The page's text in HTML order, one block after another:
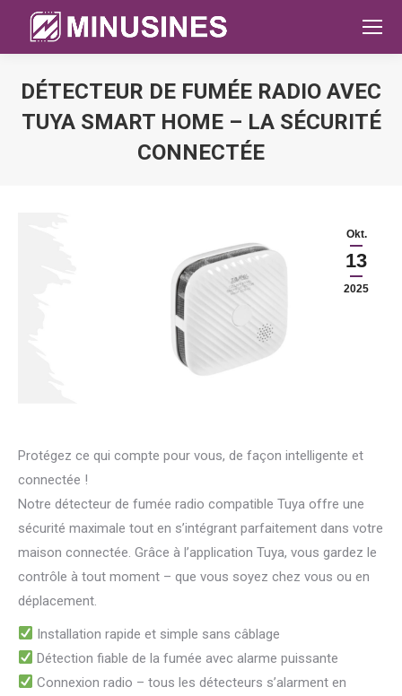
DÉTECTEUR DE FUMÉE RADIO AVEC
TUYA SMART HOME – LA SÉCURITÉ
CONNECTÉE
Okt.
13
2025
Protégez ce qui compte pour vous, de façon intelligente et
connectée !
Notre détecteur de fumée radio compatible Tuya offre une
sécurité maximale tout en s’intégrant parfaitement dans votre
maison connectée. Grâce à l’application Tuya, vous gardez le
contrôle à tout moment – que vous soyez chez vous ou en
déplacement.
Installation rapide et simple sans câblage
Détection fiable de la fumée avec alarme puissante
Connexion radio – tous les détecteurs s’alarment en